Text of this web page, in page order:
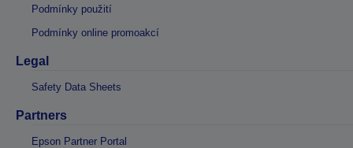
Podmínky použití
Podmínky online promoakcí
Legal
Safety Data Sheets
Partners
Epson Partner Portal